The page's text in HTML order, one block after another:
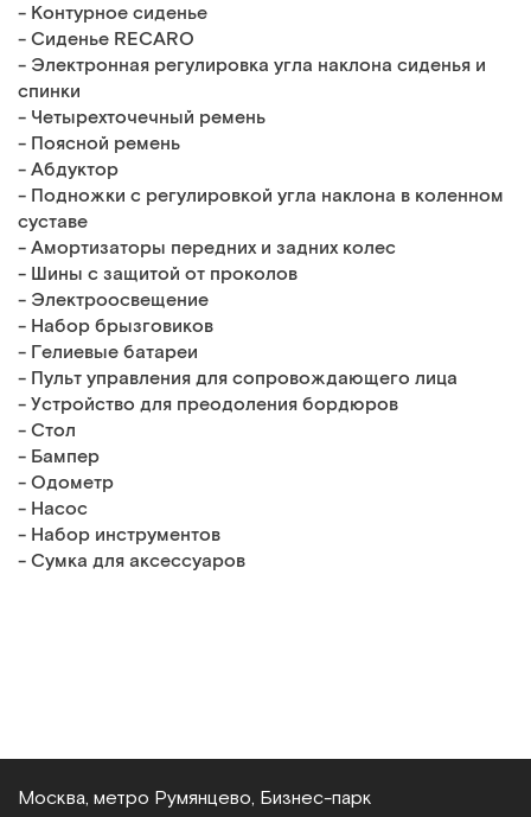
- Контурное сиденье
- Сиденье RECARO
- Электронная регулировка угла наклона сиденья и
спинки
- Четырехточечный ремень
- Поясной ремень
- Абдуктор
- Подножки с регулировкой угла наклона в коленном
суставе
- Амортизаторы передних и задних колес
- Шины с защитой от проколов
- Электроосвещение
- Набор брызговиков
- Гелиевые батареи
- Пульт управления для сопровождающего лица
- Устройство для преодоления бордюров
- Стол
- Бампер
- Одометр
- Насос
- Набор инструментов
- Сумка для аксессуаров
Москва, метро Румянцево, Бизнес‑парк